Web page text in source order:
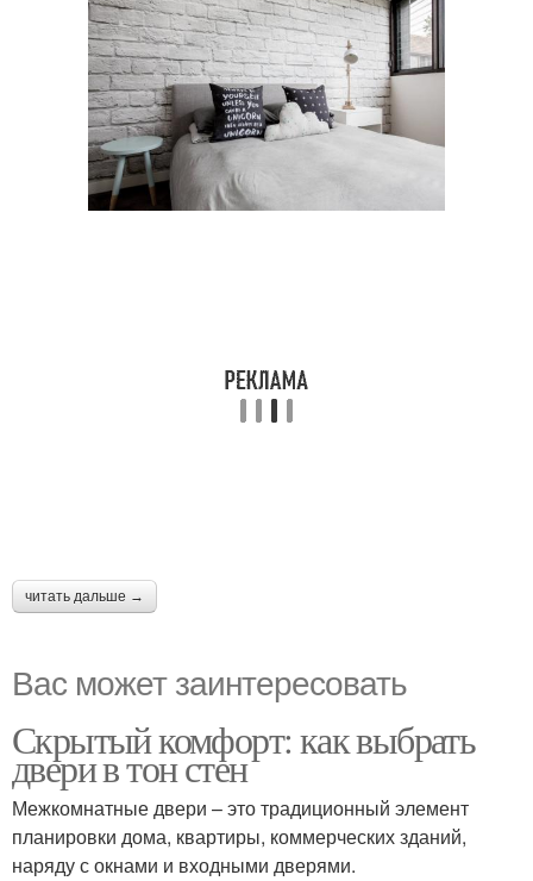
читать дальше →
Вас может заинтересовать
Скрытый комфорт: как выбрать
двери в тон стен
Межкомнатные двери – это традиционный элемент
планировки дома, квартиры, коммерческих зданий,
наряду с окнами и входными дверями.